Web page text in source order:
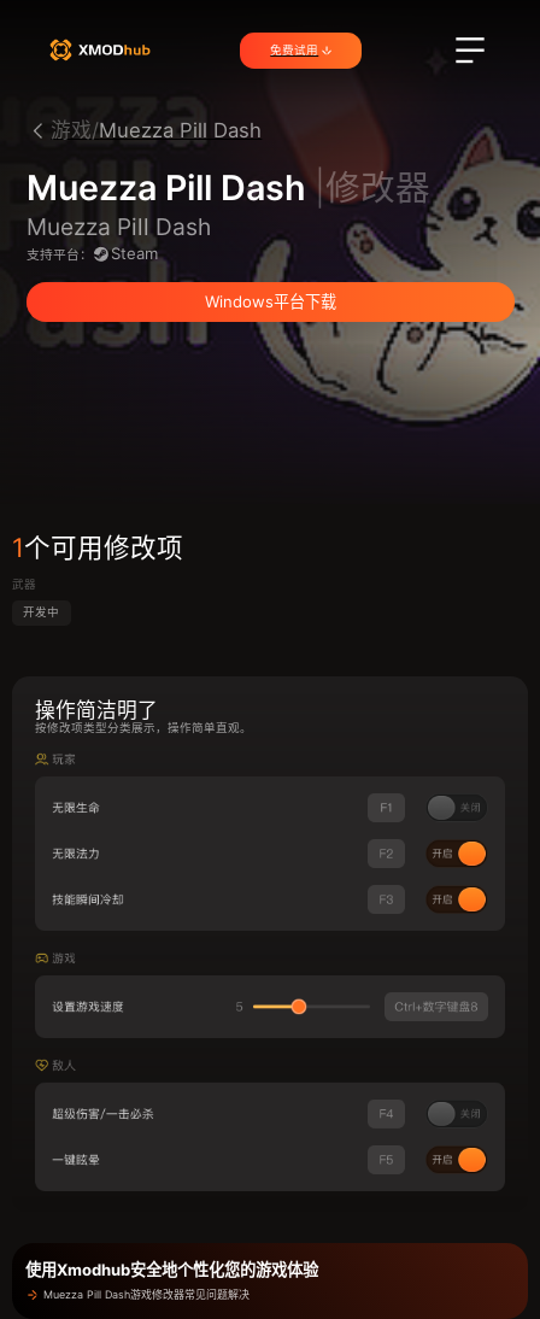
免费试用
游戏/Muezza Pill Dash
Muezza Pill Dash |修改器
Muezza Pill Dash
支持平台： Steam
Windows平台下载
1个可用修改项
武器
开发中
操作简洁明了
按修改项类型分类展示，操作简单直观。
使用Xmodhub安全地个性化您的游戏体验
Muezza Pill Dash游戏修改器常见问题解决